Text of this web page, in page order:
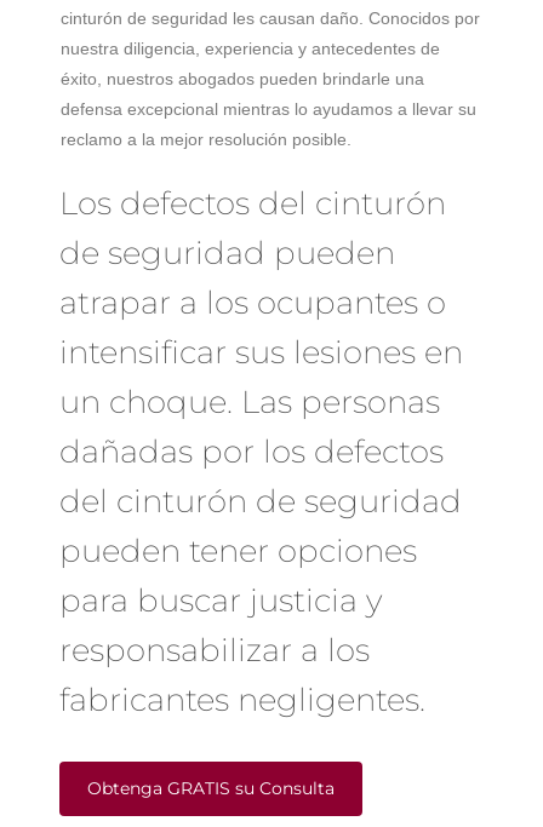
cinturón de seguridad les causan daño. Conocidos por
nuestra diligencia, experiencia y antecedentes de
éxito, nuestros abogados pueden brindarle una
defensa excepcional mientras lo ayudamos a llevar su
reclamo a la mejor resolución posible.
Los defectos del cinturón
de seguridad pueden
atrapar a los ocupantes o
intensificar sus lesiones en
un choque. Las personas
dañadas por los defectos
del cinturón de seguridad
pueden tener opciones
para buscar justicia y
responsabilizar a los
fabricantes negligentes.
Obtenga GRATIS su Consulta